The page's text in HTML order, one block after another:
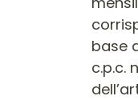
base
c.p.c.